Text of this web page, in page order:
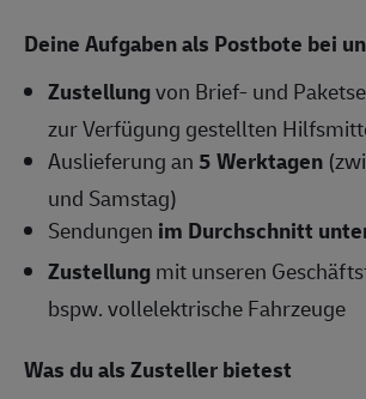
Deine Aufgaben als Postbote bei
Zustellungvon Brief- und
zur Verfügung gestellten
Auslieferung an5 Werktagen
und Samstag)
Sendungen im Durchschnitt
Zustellungmit unseren
bspw. vollelektrische Fahrzeuge
Was du als Zusteller bietest